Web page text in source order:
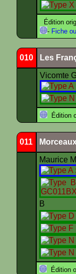
Édition
- Fiche
010 Les
Vicomte
Édition
011
Maurice
Édition